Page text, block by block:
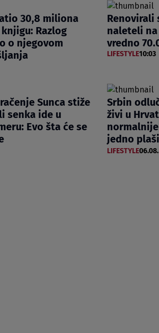
30,8 miliona
Razlog
o njegovom
Renovirali
naleteli
vredno
LIFESTYLE10:03
Sunca stiže
senka ide u
Evo šta će se
Srbin
živi u
jedno
LIFESTYLE06.08.